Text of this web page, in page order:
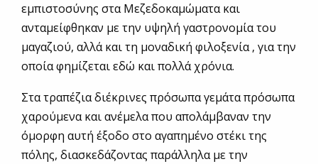
εμπιστοσύνης στα Μεζεδοκαμώματα και
ανταμείφθηκαν με την υψηλή γαστρονομία του
μαγαζιού, αλλά και τη μοναδική φιλοξενία , για την
οποία φημίζεται εδώ και πολλά χρόνια.
Στα τραπέζια διέκρινες πρόσωπα γεμάτα πρόσωπα
χαρούμενα και ανέμελα που απολάμβαναν την
όμορφη αυτή έξοδο στο αγαπημένο στέκι της
πόλης, διασκεδάζοντας παράλληλα με την